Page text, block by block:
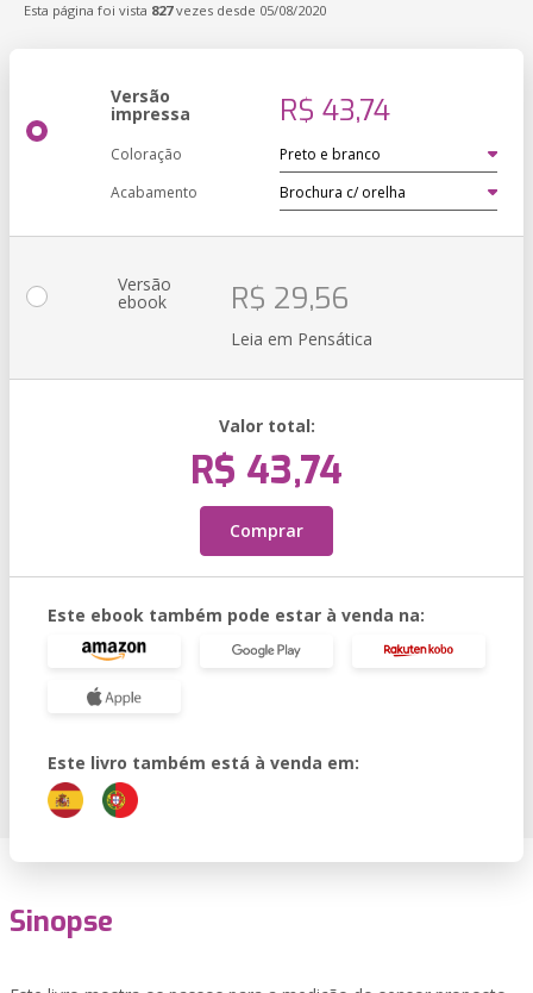
Esta página foi vista 827vezes desde 05/08/2020
Versão
impressa R$ 43,74
Coloração
Acabamento
Versão
ebook R$ 29,56
Leia em Pensática
Valor total:
R$ 43,74
Comprar
Este ebook também pode estar à venda na:
Este livro também está à venda em:
Sinopse